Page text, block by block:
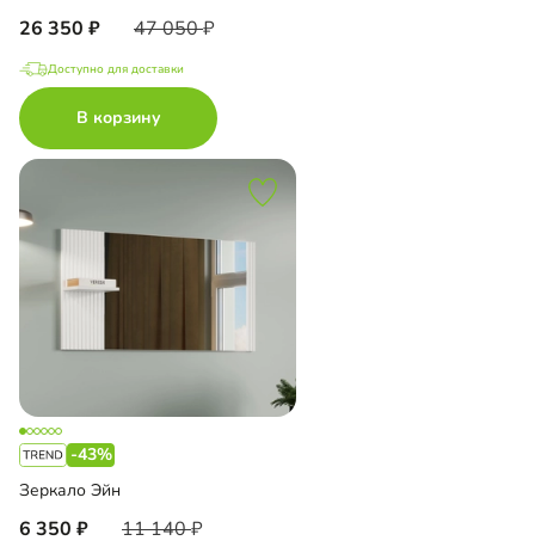
26 350 47 050
Доступно для доставки
В корзину
-43%
Зеркало Эйн
6 350 11 140